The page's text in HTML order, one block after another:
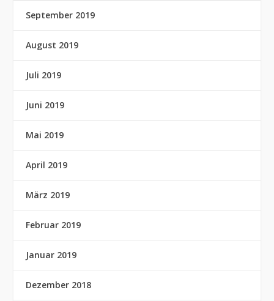
September 2019
August 2019
Juli 2019
Juni 2019
Mai 2019
April 2019
März 2019
Februar 2019
Januar 2019
Dezember 2018